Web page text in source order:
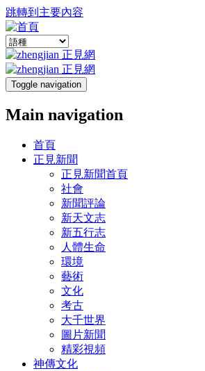
跳轉到主要內容
Toggle navigation
Main navigation
首頁
正見新聞
正見新聞首頁
社會
新聞評論
新天文志
新五行志
人體生命
環境
藝術
文化
考古
大千世界
圖片新聞
精彩視頻
神傳文化